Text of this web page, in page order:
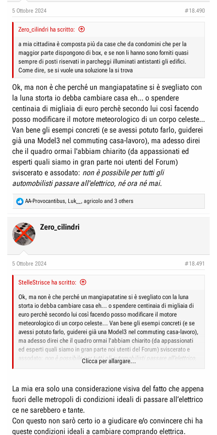
dei carichi casalinghi).
E per i più catastrofici : e se per sfortuna va via la corrente e non la puoi
al posto di collegare l'auto a giorni alterni per un paio di volte lo si farà
ogni giorno.
E se capita l'emergenza e non c'è la corrente? Esco lo stesso, sempre
300 km utili dispongo, e rifornirò per strada dopo l'emergenza se vorrò
tutti i giorni per 5 giorni.
Questa è solo la mia esperienza dove qualcun altro sicuramente ci si
potrà ritrovare anche perchè non penso di essere uno dei pochi ad avere
un box con corrente propria. Ad esempio la mia cittadina è composta più
da case che da condomini che per la maggior parte dispongono di box, e
se non li hanno sono forniti quasi sempre di posti riservati in parcheggi
illuminati antistanti gli edifici. Come dire, se si vuole una soluzione la si
trova e le agevolazioni anche, se non si vuole manco il padre eterno potrà
farci qualcosa.
s
5 Ottobre 2024 #18.490
Zero_cilindri ha scritto:
a mia cittadina è composta più da case che da condomini che per la
maggior parte dispongono di box, e se non li hanno sono forniti quasi
sempre di posti riservati in parcheggi illuminati antistanti gli edifici.
Come dire, se si vuole una soluzione la si trova
Ok, ma non è che perché un mangiapatatine si è svegliato con
la luna storta io debba cambiare casa eh... o spendere
centinaia di migliaia di euro perchè secondo lui così facendo
posso modificare il motore meteorologico di un corpo celeste...
Van bene gli esempi concreti (e se avessi potuto farlo, guiderei
già una Model3 nel commuting casa-lavoro), ma adesso direi
che il quadro ormai l'abbiam chiarito (da appassionati ed
esperti quali siamo in gran parte noi utenti del Forum)
sviscerato e assodato: non è possibile per tutti gli
automobilisti passare all'elettrico, né ora né mai.
R
e
c
t
i
s
AA-Provocantibus, Luk__ , agricolo and 3 others
Zero_cilindri
5 Ottobre 2024 #18.491
StelleStrisce ha scritto:
Ok, ma non è che perché un mangiapatatine si è svegliato con la luna
storta io debba cambiare casa eh... o spendere centinaia di migliaia di
euro perchè secondo lui così facendo posso modificare il motore
meteorologico di un corpo celeste... Van bene gli esempi concreti (e se
avessi potuto farlo, guiderei già una Model3 nel commuting casa-lavoro),
ma adesso direi che il quadro ormai l'abbiam chiarito (da appassionati
ed esperti quali siamo in gran parte noi utenti del Forum) sviscerato e
assodato:
non è possibile per tutti gli automobilisti passare all'elettrico,
Clicca per allargare...
La mia era solo una considerazione visiva del fatto che appena
fuori delle metropoli di condizioni ideali di passare all’elettrico
ce ne sarebbero e tante.
Con questo non sarò certo io a giudicare e/o convincere chi ha
queste condizioni ideali a cambiare comprando elettrica.